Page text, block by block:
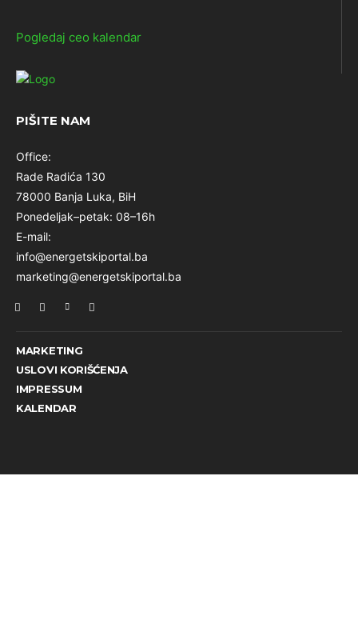
Pogledaj ceo kalendar
PIŠITE NAM
Office:
Rade Radića 130
78000 Banja Luka, BiH
Ponedeljak–petak: 08–16h
E-mail:
info@energetskiportal.ba
marketing@energetskiportal.ba
MARKETING
USLOVI KORIŠĆENJA
IMPRESSUM
KALENDAR